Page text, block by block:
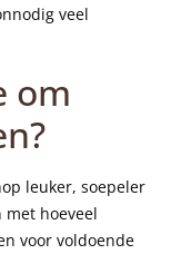
veel
om
leuker, soepeler
hoeveel
voor voldoende